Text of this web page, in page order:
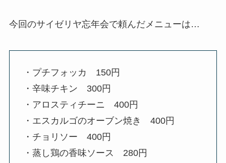
今回のサイゼリヤ忘年会で頼んだメニューは…
・プチフォッカ 150円
・辛味チキン 300円
・アロスティチーニ 400円
・エスカルゴのオーブン焼き 400円
・チョリソー 400円
・蒸し鶏の香味ソース 280円